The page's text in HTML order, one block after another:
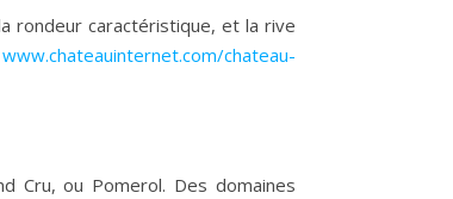
rondeur caractéristique, et la rive
www.chateauinternet.com/chateau-
Cru, ou Pomerol. Des domaines